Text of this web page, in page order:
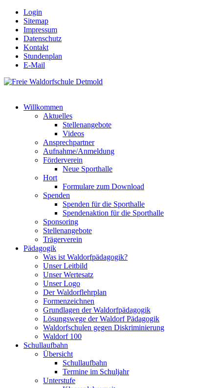
Login
Sitemap
Impressum
Datenschutz
Kontakt
Stundenplan
E-Mail
Willkommen
Aktuelles
Stellenangebote
Videos
Ansprechpartner
Aufnahme/Anmeldung
Förderverein
Neue Sporthalle
Hort
Formulare zum Download
Spenden
Spenden für die Sporthalle
Spendenaktion für die Sporthalle
Sponsoring
Stellenangebote
Trägerverein
Pädagogik
Was ist Waldorfpädagogik?
Unser Leitbild
Unser Wertesatz
Unser Logo
Der Waldorflehrplan
Formenzeichnen
Grundlagen der Waldorfpädagogik
Lösungswege der Waldorf Pädagogik
Waldorfschulen gegen Diskriminierung
Waldorf 100
Schullaufbahn
Übersicht
Schullaufbahn
Termine im Schuljahr
Unterstufe